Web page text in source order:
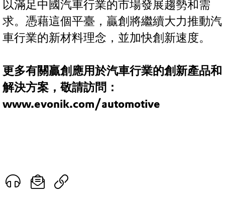
以滿足中國汽車行業的市場發展趨勢和需
求。憑藉這個平臺，贏創將繼續大力推動汽
車行業的新材料理念，並加快創新速度。
更多有關贏創應用於汽車行業的創新產品和
解決方案，敬請訪問：
www.evonik.com/automotive